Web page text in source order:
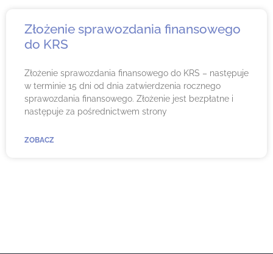
Złożenie sprawozdania finansowego
do KRS
Złożenie sprawozdania finansowego do KRS – następuje
w terminie 15 dni od dnia zatwierdzenia rocznego
sprawozdania finansowego. Złożenie jest bezpłatne i
następuje za pośrednictwem strony
ZOBACZ